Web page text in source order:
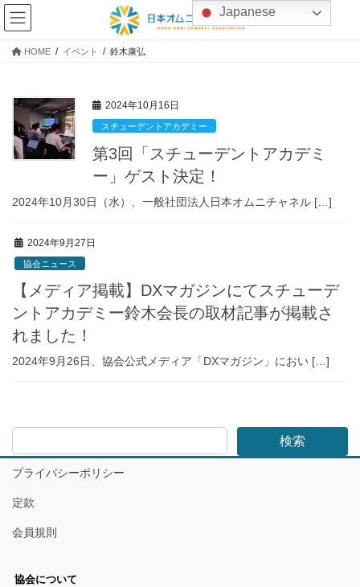
コ
ン
ナ
ビ
HOME イベント 鈴木康弘
2024年10月16日
スチューデントアカデミー
第3回「スチューデントアカデミ
ー」ゲスト決定！
2024年10月30日（水）、一般社団法人日本オムニチャネル […]
2024年9月27日
協会ニュース
【メディア掲載】DXマガジンにてスチューデ
ントアカデミー鈴木会長の取材記事が掲載さ
れました！
2024年9月26日、協会公式メディア「DXマガジン」におい […]
検索
プライバシーポリシー
定款
会員規則
協会について
Japanese